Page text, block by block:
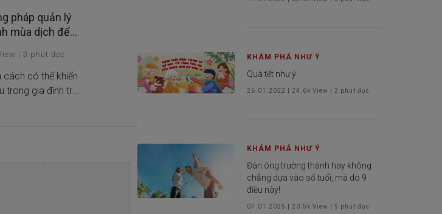
pháp quản lý
mùa dịch để
| 3 phút đọc
cách có thể khiến
trong gia đình trở
KHÁM PHÁ NHƯ Ý
Quà tết như ý
26.01.2022 24.6k View | 2 phút đọc
KHÁM PHÁ NHƯ Ý
Đàn ông trường thành hay không
chẳng dựa vào số tuổi, mà do 9
điều này!
07.01.2025 20.5k View | 5 phút đọc